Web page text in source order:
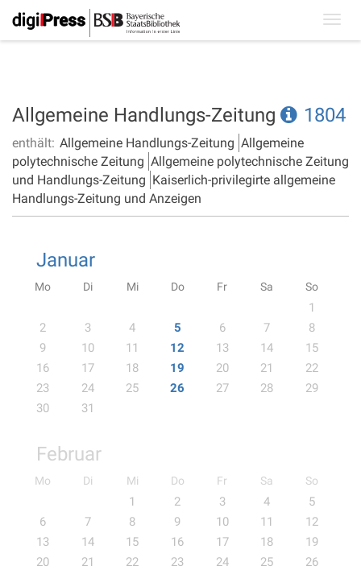
Allgemeine Handlungs-Zeitung 1804
enthält: Allgemeine Handlungs-Zeitung Allgemeine
polytechnische Zeitung Allgemeine polytechnische Zeitung
und Handlungs-Zeitung Kaiserlich-privilegirte allgemeine
Handlungs-Zeitung und Anzeigen
Januar
Mo Di Mi Do Fr Sa So
1
2
3 4 5 6 7
8
9
10 11 12 13 14
15
16
17 18 19 20 21
22
23
24 25 26 27 28
29
30
31
Februar
Mo Di Mi Do Fr Sa So
1 2 3 4
5
6
7 8 9 10 11
12
13
14 15 16 17 18
19
20
21 22 23 24 25
26